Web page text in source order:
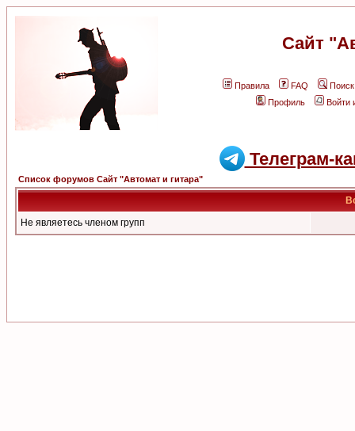
Сайт
Правила FAQ
Поиск
Профиль
Войти
Телеграм-
Список форумов Сайт "Автомат и гитара"
Не являетесь членом групп